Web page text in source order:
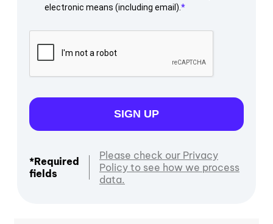
electronic means (including email).
SIGN UP
*Required
fields
Please check our Privacy
Policy to see how we process
data.